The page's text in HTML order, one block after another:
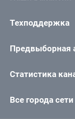
Техподдержка
Предвыборная
Статистика
Все города сети